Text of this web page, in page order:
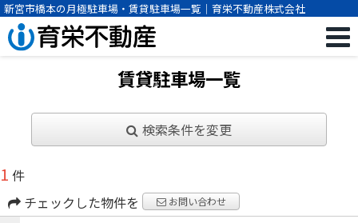
新宮市橋本の月極駐車場・賃貸駐車場一覧｜育栄不動産株式会社
賃貸駐車場一覧
検索条件を変更
1 件
チェックした物件を
お問い合わせ